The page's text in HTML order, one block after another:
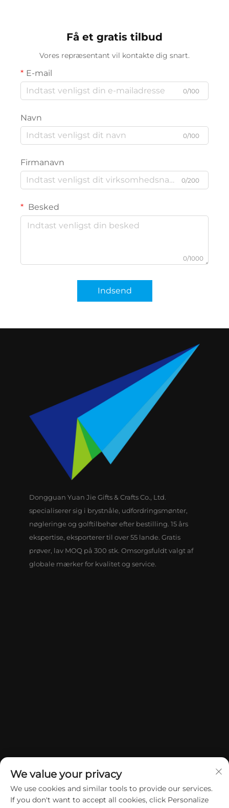
Få et gratis tilbud
Vores repræsentant vil kontakte dig snart.
E-mail
0/100
Navn
0/100
Firmanavn
0/200
Besked
0/1000
Indsend
Dongguan Yuan Jie Gifts & Crafts Co., Ltd.
specialiserer sig i brystnåle, udfordringsmønter,
nøgleringe og golftilbehør efter bestilling. 15 års
ekspertise, eksporterer til over 55 lande. Gratis
prøver, lav MOQ på 300 stk. Omsorgsfuldt valgt af
globale mærker for kvalitet og service.
We value your privacy
We use cookies and similar tools to provide our services.
If you don't want to accept all cookies, click Personalize